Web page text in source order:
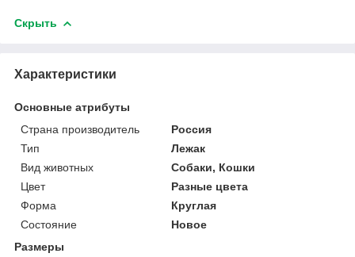
Скрыть
Характеристики
Основные атрибуты
Страна производитель
Россия
Тип
Лежак
Вид животных
Собаки, Кошки
Цвет
Разные цвета
Форма
Круглая
Состояние
Новое
Размеры